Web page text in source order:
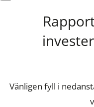
Vänligen fyll i